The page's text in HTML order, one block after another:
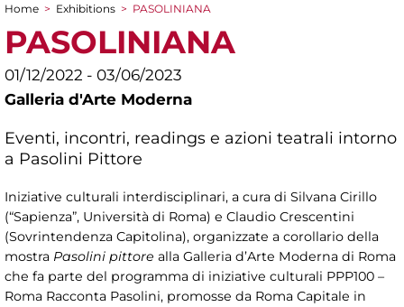
You are here
Home > Exhibitions > PASOLINIANA
PASOLINIANA
01/12/2022 - 03/06/2023
Galleria d'Arte Moderna
Eventi, incontri, readings e azioni teatrali intorno
a Pasolini Pittore
Iniziative culturali interdisciplinari, a cura di Silvana Cirillo
(“Sapienza”, Università di Roma) e Claudio Crescentini
(Sovrintendenza Capitolina), organizzate a corollario della
mostra Pasolini pittore alla Galleria d’Arte Moderna di Roma
che fa parte del programma di iniziative culturali PPP100 –
Roma Racconta Pasolini, promosse da Roma Capitale in